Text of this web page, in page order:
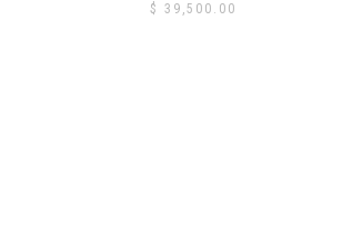
$ 39,500.00